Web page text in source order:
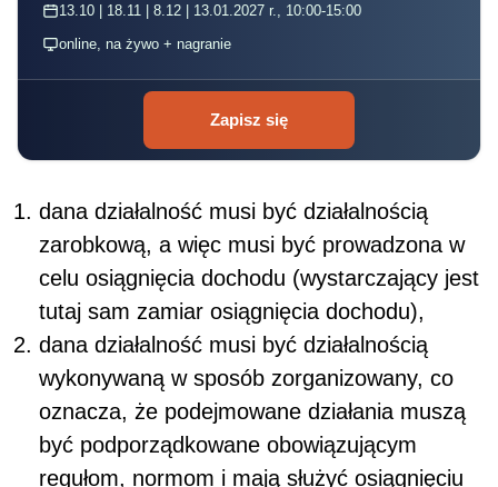
13.10 | 18.11 | 8.12 | 13.01.2027 r., 10:00-15:00
online, na żywo + nagranie
Zapisz się
dana działalność musi być działalnością
zarobkową, a więc musi być prowadzona w
celu osiągnięcia dochodu (wystarczający jest
tutaj sam zamiar osiągnięcia dochodu),
dana działalność musi być działalnością
wykonywaną w sposób zorganizowany, co
oznacza, że podejmowane działania muszą
być podporządkowane obowiązującym
regułom, normom i mają służyć osiągnięciu